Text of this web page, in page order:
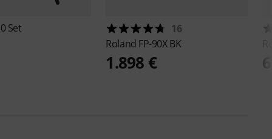
Set
16
Roland FP-90X BK
1.898 €